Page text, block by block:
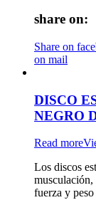
share on:
Share on
on mail
DISCO
NEGRO
Read more
Los discos
fuerza y